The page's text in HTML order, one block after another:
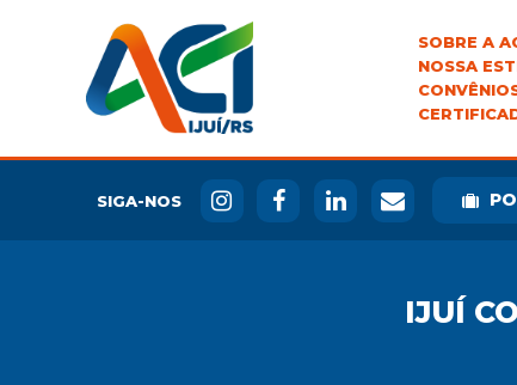
SOBRE A
NOSSA
SIGA-NOS
IJUÍ